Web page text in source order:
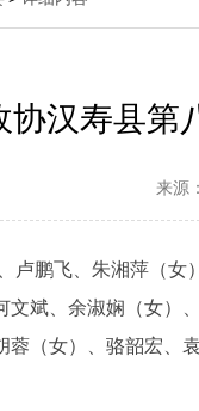
协汉寿县第
来源
卢鹏飞、朱湘萍（
文斌、余淑娴（女）
蓉（女）、骆韶宏、